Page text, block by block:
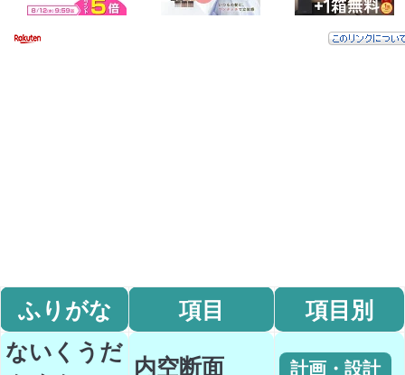
ふりがな 項目
項目別
ないくうだ 内空断面 計画・設計